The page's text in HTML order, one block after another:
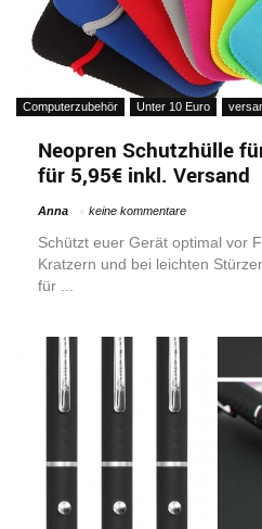
Computerzubehör Unter 10 Euro
Neopren Schutzhülle
für 5,95€ inkl. Versand
Anna keine kommentare
Schützt euer Gerät optimal vor
Kratzern und bei leichten
für ...